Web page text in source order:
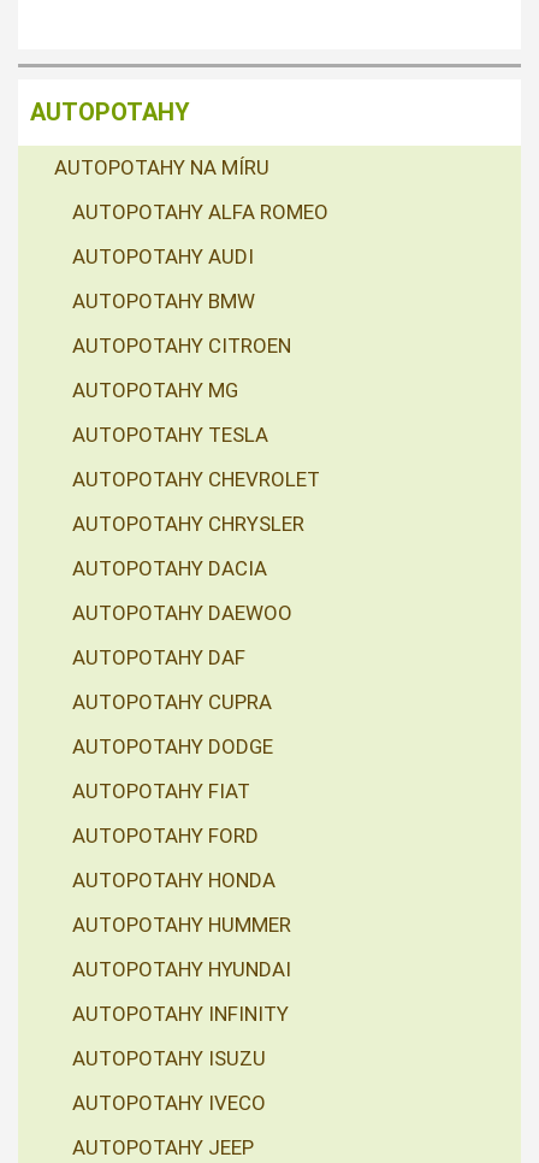
AUTOPOTAHY
AUTOPOTAHY NA MÍRU
AUTOPOTAHY ALFA ROMEO
AUTOPOTAHY AUDI
AUTOPOTAHY BMW
AUTOPOTAHY CITROEN
AUTOPOTAHY MG
AUTOPOTAHY TESLA
AUTOPOTAHY CHEVROLET
AUTOPOTAHY CHRYSLER
AUTOPOTAHY DACIA
AUTOPOTAHY DAEWOO
AUTOPOTAHY DAF
AUTOPOTAHY CUPRA
AUTOPOTAHY DODGE
AUTOPOTAHY FIAT
AUTOPOTAHY FORD
AUTOPOTAHY HONDA
AUTOPOTAHY HUMMER
AUTOPOTAHY HYUNDAI
AUTOPOTAHY INFINITY
AUTOPOTAHY ISUZU
AUTOPOTAHY IVECO
AUTOPOTAHY JEEP